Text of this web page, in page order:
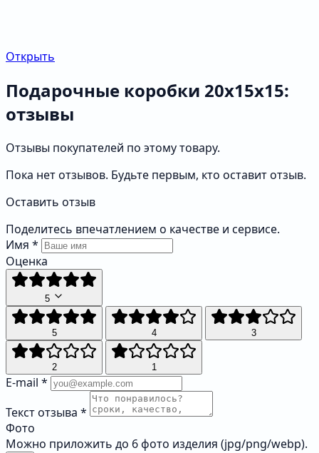
Открыть
Подарочные коробки 20х15х15:
отзывы
Отзывы покупателей по этому товару.
Пока нет отзывов. Будьте первым, кто оставит отзыв.
Оставить отзыв
Поделитесь впечатлением о качестве и сервисе.
Имя *
Оценка
5
5 4 3
2 1
E-mail *
Текст отзыва *
Фото
Можно приложить до 6 фото изделия (jpg/png/webp).